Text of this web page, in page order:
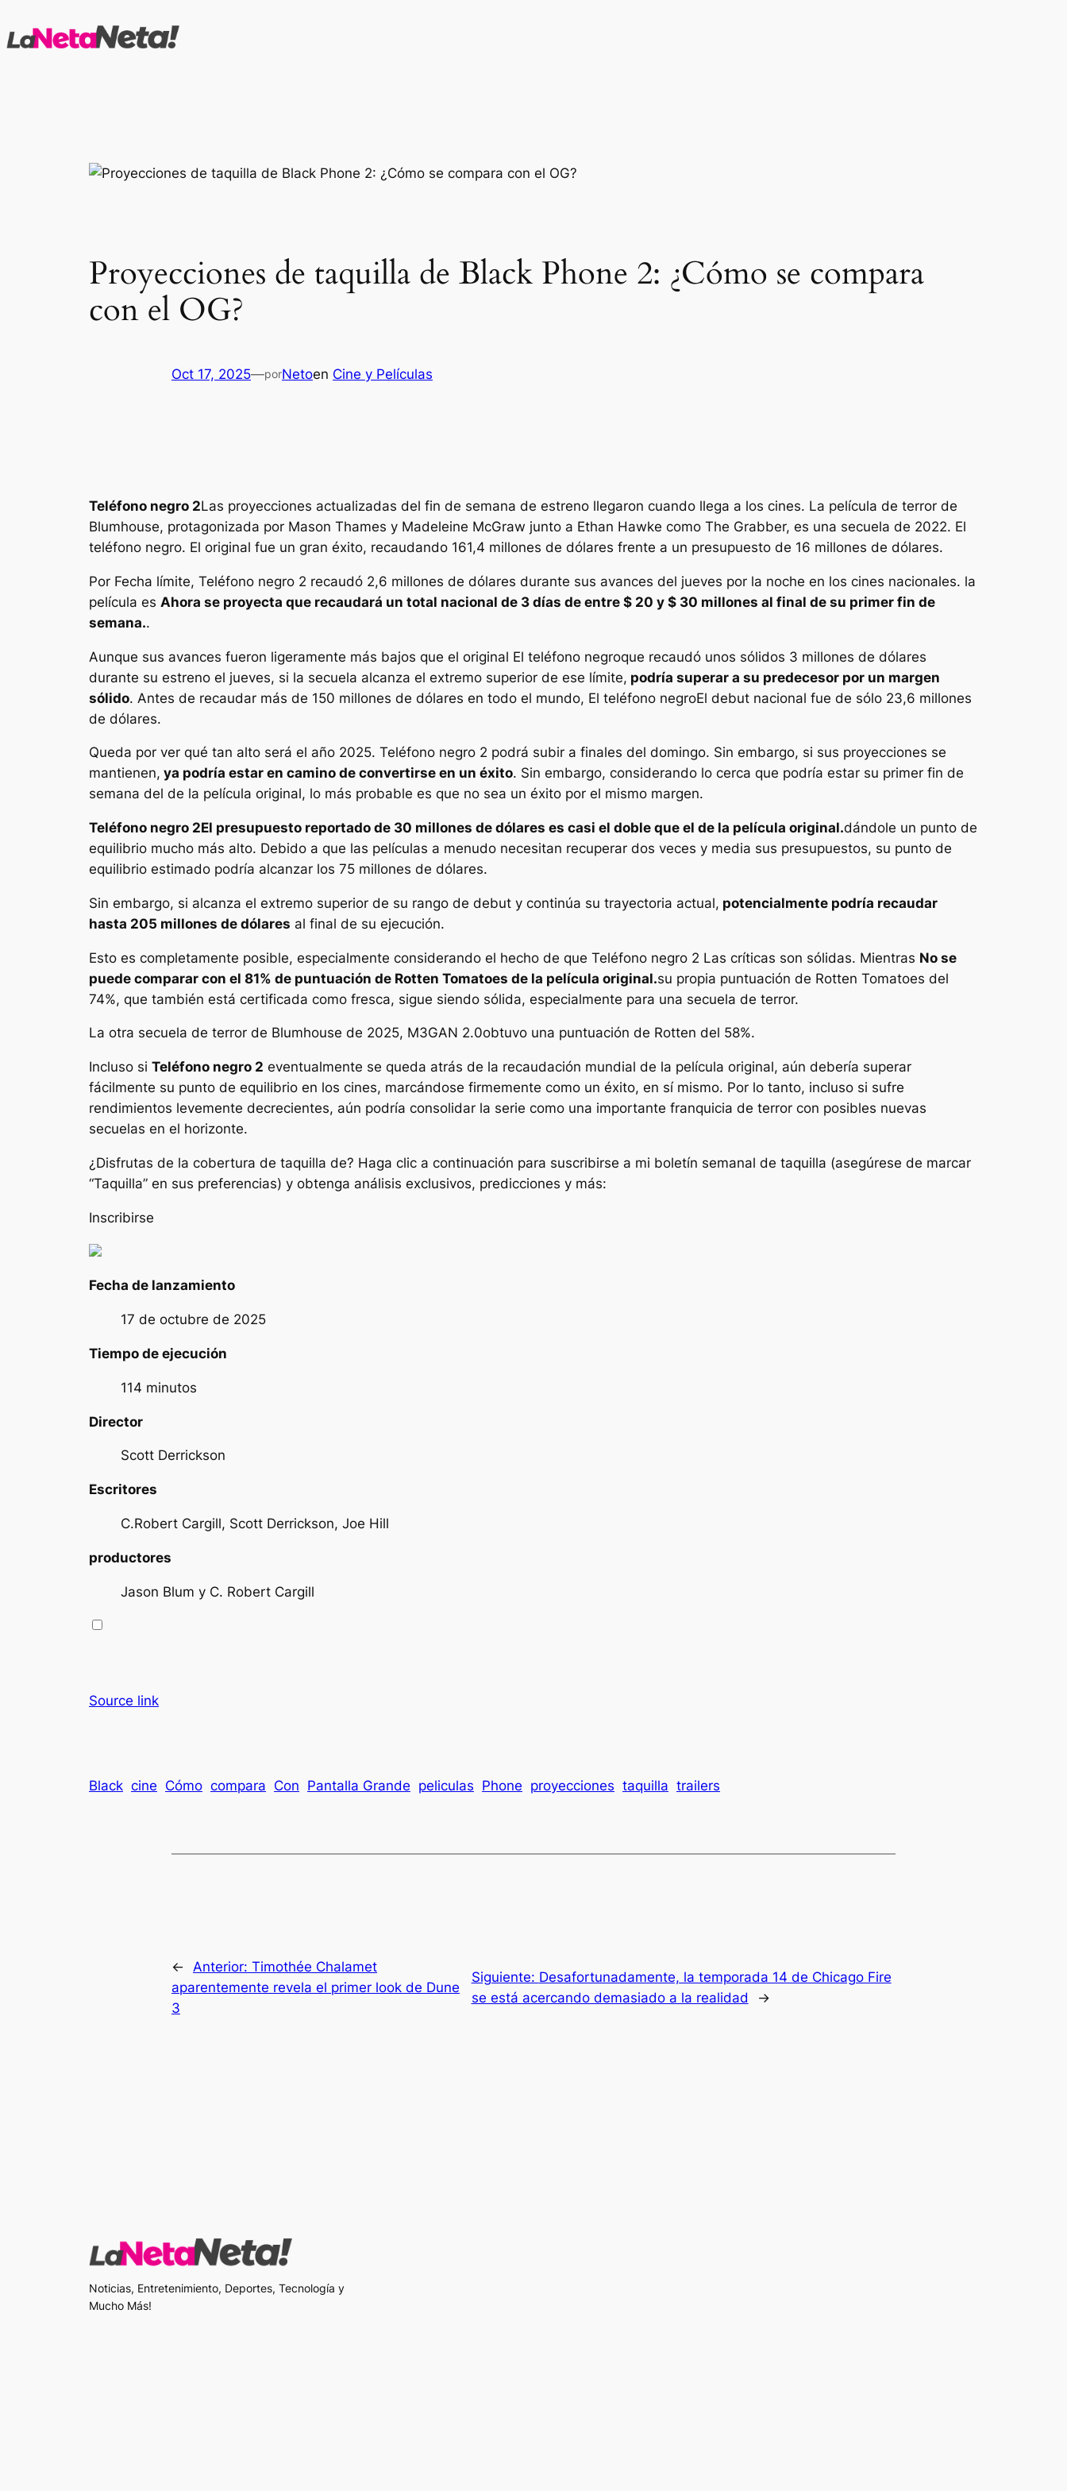
al
Proyecciones de taquilla de Black Phone 2: ¿Cómo se compara
con el OG?
Oct 17, 2025—porNetoen Cine y Películas
Teléfono negro 2Las proyecciones actualizadas del fin de semana de estreno llegaron cuando llega a los cines. La película de terror de
Blumhouse, protagonizada por Mason Thames y Madeleine McGraw junto a Ethan Hawke como The Grabber, es una secuela de 2022. El
teléfono negro. El original fue un gran éxito, recaudando 161,4 millones de dólares frente a un presupuesto de 16 millones de dólares.
Por Fecha límite, Teléfono negro 2 recaudó 2,6 millones de dólares durante sus avances del jueves por la noche en los cines nacionales. la
película es Ahora se proyecta que recaudará un total nacional de 3 días de entre $ 20 y $ 30 millones al final de su primer fin de
semana..
Aunque sus avances fueron ligeramente más bajos que el original El teléfono negroque recaudó unos sólidos 3 millones de dólares
durante su estreno el jueves, si la secuela alcanza el extremo superior de ese límite, podría superar a su predecesor por un margen
sólido. Antes de recaudar más de 150 millones de dólares en todo el mundo, El teléfono negroEl debut nacional fue de sólo 23,6 millones
de dólares.
Queda por ver qué tan alto será el año 2025. Teléfono negro 2 podrá subir a finales del domingo. Sin embargo, si sus proyecciones se
mantienen, ya podría estar en camino de convertirse en un éxito. Sin embargo, considerando lo cerca que podría estar su primer fin de
semana del de la película original, lo más probable es que no sea un éxito por el mismo margen.
Teléfono negro 2El presupuesto reportado de 30 millones de dólares es casi el doble que el de la película original.dándole un punto de
equilibrio mucho más alto. Debido a que las películas a menudo necesitan recuperar dos veces y media sus presupuestos, su punto de
equilibrio estimado podría alcanzar los 75 millones de dólares.
Sin embargo, si alcanza el extremo superior de su rango de debut y continúa su trayectoria actual, potencialmente podría recaudar
hasta 205 millones de dólares al final de su ejecución.
Esto es completamente posible, especialmente considerando el hecho de que Teléfono negro 2 Las críticas son sólidas. Mientras No se
puede comparar con el 81% de puntuación de Rotten Tomatoes de la película original.su propia puntuación de Rotten Tomatoes del
74%, que también está certificada como fresca, sigue siendo sólida, especialmente para una secuela de terror.
La otra secuela de terror de Blumhouse de 2025, M3GAN 2.0obtuvo una puntuación de Rotten del 58%.
Incluso si Teléfono negro 2 eventualmente se queda atrás de la recaudación mundial de la película original, aún debería superar
fácilmente su punto de equilibrio en los cines, marcándose firmemente como un éxito, en sí mismo. Por lo tanto, incluso si sufre
rendimientos levemente decrecientes, aún podría consolidar la serie como una importante franquicia de terror con posibles nuevas
secuelas en el horizonte.
¿Disfrutas de la cobertura de taquilla de? Haga clic a continuación para suscribirse a mi boletín semanal de taquilla (asegúrese de marcar
“Taquilla” en sus preferencias) y obtenga análisis exclusivos, predicciones y más:
Inscribirse
Fecha de lanzamiento
17 de octubre de 2025
Tiempo de ejecución
114 minutos
Director
Scott Derrickson
Escritores
C.Robert Cargill, Scott Derrickson, Joe Hill
productores
Jason Blum y C. Robert Cargill
Source link
Black cine Cómo compara Con Pantalla Grande peliculas Phone proyecciones taquilla trailers
← Anterior: Timothée Chalamet
aparentemente revela el primer look de Dune
3
Siguiente: Desafortunadamente, la temporada 14 de Chicago Fire
se está acercando demasiado a la realidad
→
Noticias, Entretenimiento, Deportes, Tecnología y
Mucho Más!